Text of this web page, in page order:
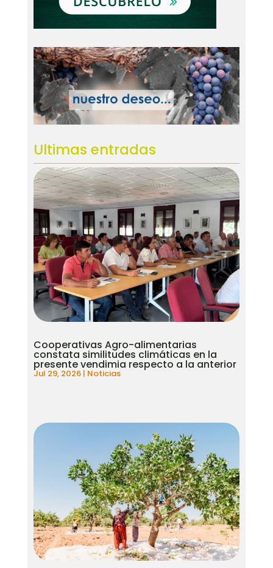
Ultimas entradas
Cooperativas Agro-alimentarias
constata similitudes climáticas en la
presente vendimia respecto a la anterior
Jul 29, 2026| Noticias